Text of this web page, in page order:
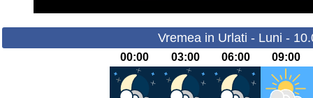
Vremea in Urlati - Luni -
00:00 03:00 06:00 09:00